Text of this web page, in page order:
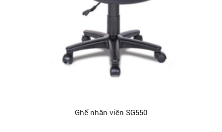
Ghế nhân viên SG550